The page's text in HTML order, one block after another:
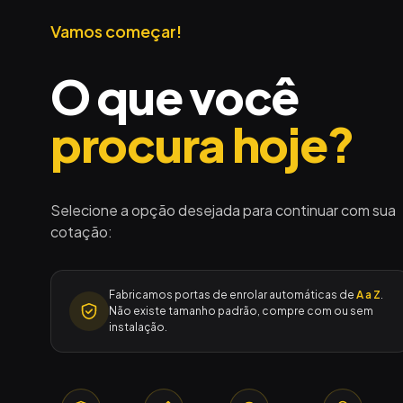
Vamos começar!
O que você
procura hoje?
Selecione a opção desejada para continuar com sua
cotação:
Fabricamos portas de enrolar automáticas de A a Z
Não existe tamanho padrão, compre com ou sem
instalação.